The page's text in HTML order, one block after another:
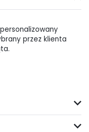
przez klienta